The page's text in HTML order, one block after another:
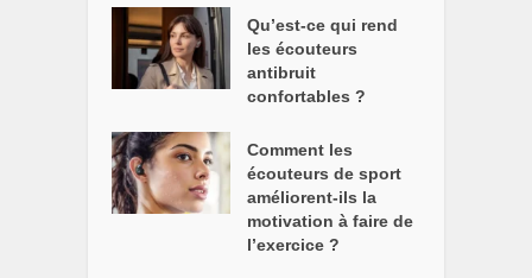
Qu’est-ce qui rend
les écouteurs
antibruit
confortables ?
Comment les
écouteurs de sport
améliorent-ils la
motivation à faire de
l’exercice ?